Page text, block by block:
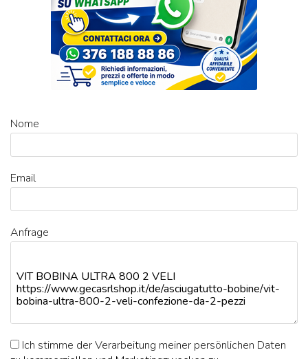
Nome
Email
Anfrage
Ich stimme der Verarbeitung meiner persönlichen Daten